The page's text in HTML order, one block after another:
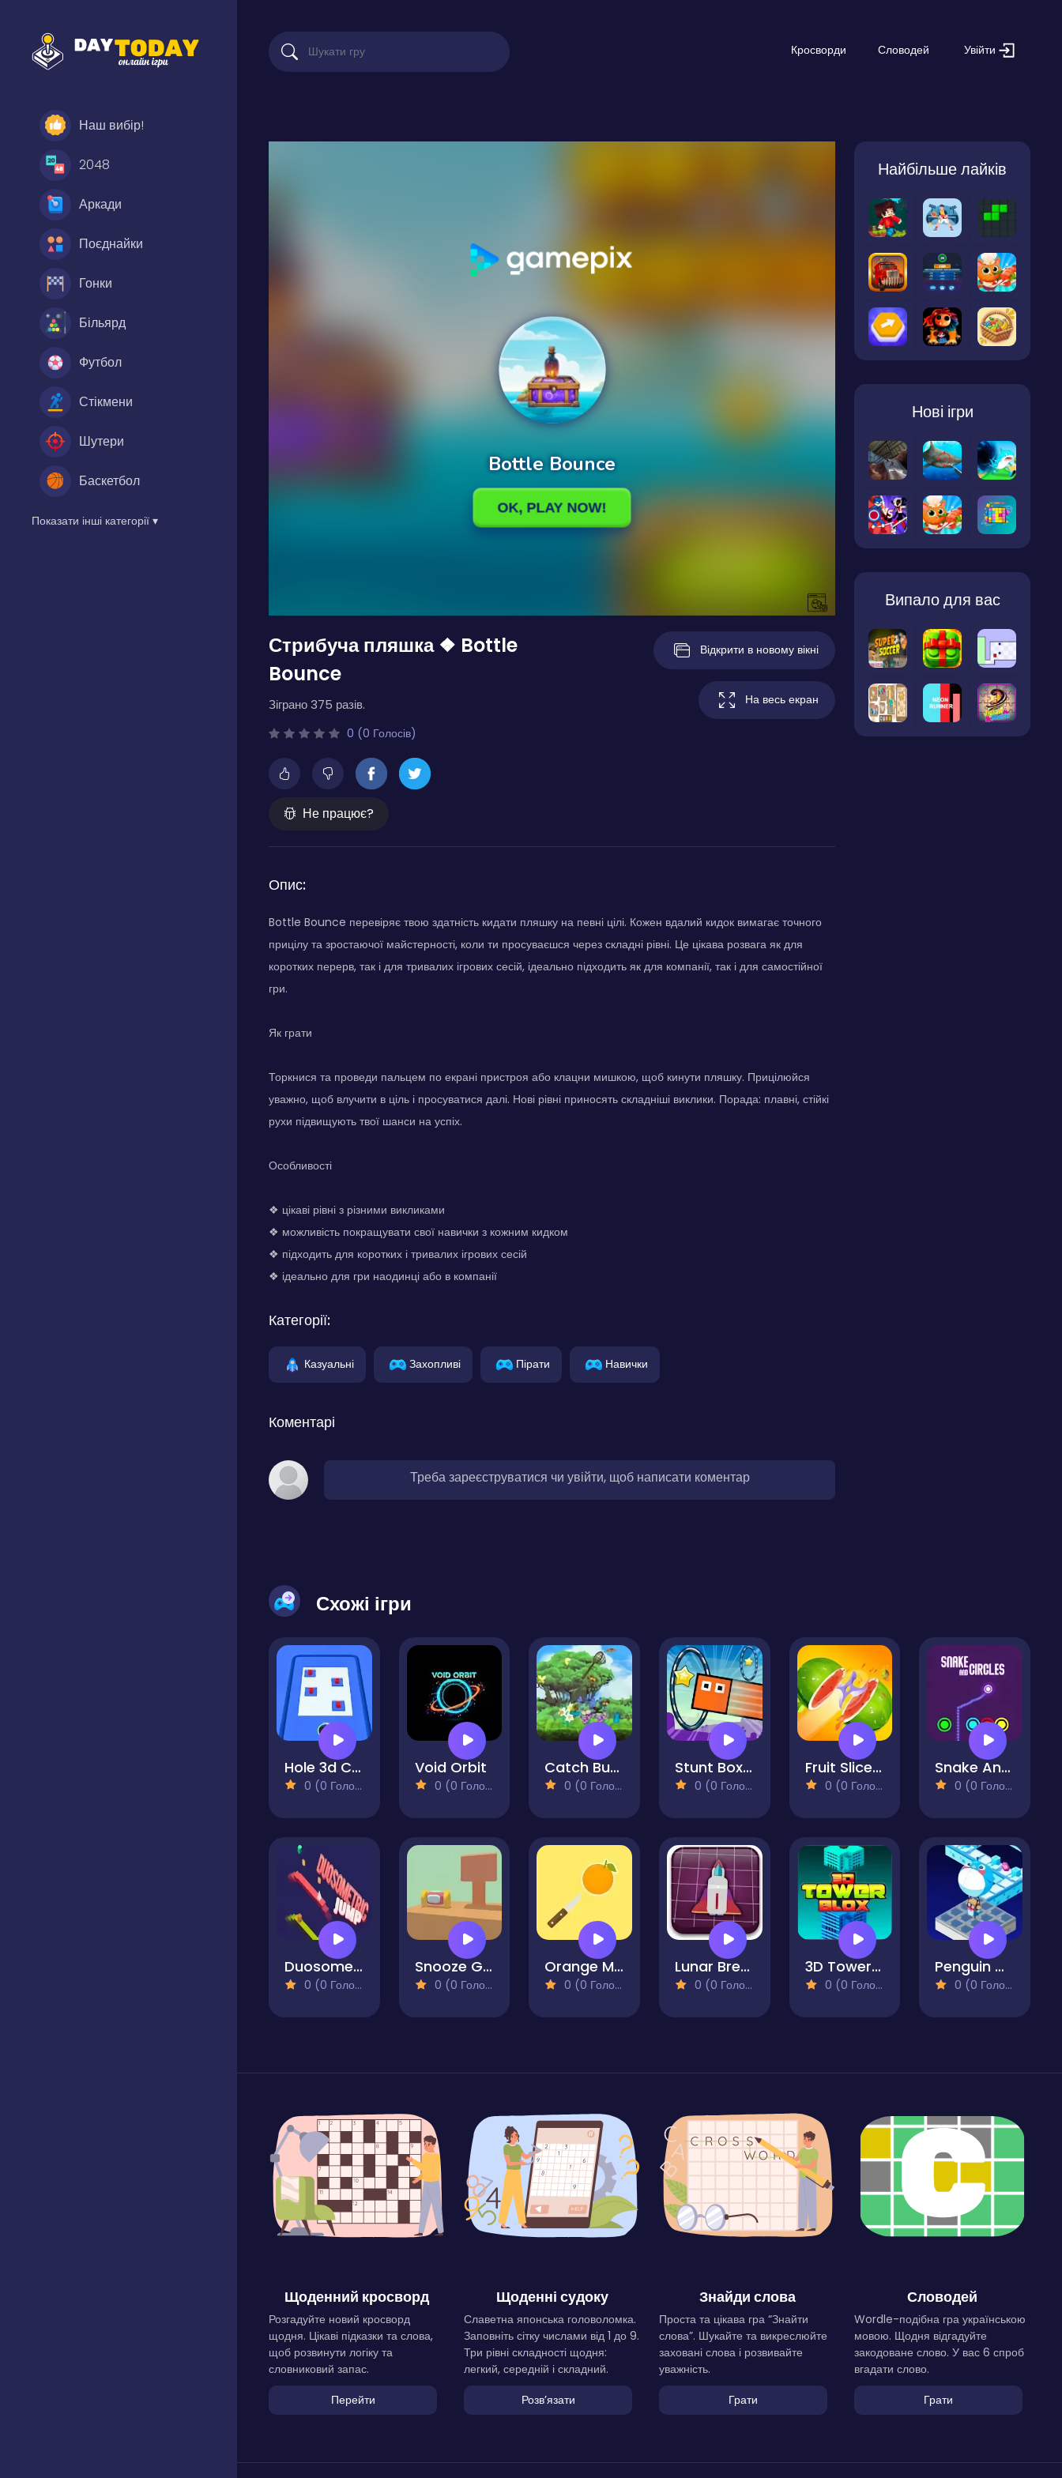
Наш вибір!
2048
Аркади
Поєднайки
Гонки
Більярд
Футбол
Стікмени
Шутери
Баскетбол
Показати інші категорії ▾
Кросворди Словодей Увійти
Стрибуча пляшка ❖ Bottle
Bounce
Зіграно 375 разів.
0 (0 Голосів)
Не працює?
Відкрити в новому вікні
На весь екран
Опис:
Bottle Bounce перевіряє твою здатність кидати пляшку на певні цілі. Кожен вдалий кидок вимагає точного
прицілу та зростаючої майстерності, коли ти просуваєшся через складні рівні. Це цікава розвага як для
коротких перерв, так і для тривалих ігрових сесій, ідеально підходить як для компанії, так і для самостійної
гри.
Як грати
Торкнися та проведи пальцем по екрані пристроя або клацни мишкою, щоб кинути пляшку. Прицілюйся
уважно, щоб влучити в ціль і просуватися далі. Нові рівні приносять складніші виклики. Порада: плавні, стійкі
рухи підвищують твої шанси на успіх.
Особливості
❖ цікаві рівні з різними викликами
❖ можливість покращувати свої навички з кожним кидком
❖ підходить для коротких і тривалих ігрових сесій
❖ ідеально для гри наодинці або в компанії
Категорії:
Казуальні Захопливі Пірати Навички
Коментарі
Треба зареєструватися чи увійти, щоб написати коментар
Найбільше лайків
Нові ігри
Випало для вас
Схожі ігри
Hole 3d Color Block
0 (0 Голосів)
Void Orbit
0 (0 Голосів)
Catch Butterflies
0 (0 Голосів)
Stunt Boxes
0 (0 Голосів)
Fruit Slicer Classic
0 (0 Голосів)
Snake And Circles
0 (0 Голосів)
Duosometric Jump
0 (0 Голосів)
Snooze Game
0 (0 Голосів)
Orange Master
0 (0 Голосів)
Lunar Breakout
0 (0 Голосів)
3D Tower Blox
0 (0 Голосів)
Penguin Dash
0 (0 Голосів)
Щоденний кросворд
Розгадуйте новий кросворд
щодня. Цікаві підказки та слова,
щоб розвинути логіку та
словниковий запас.
Перейти
Щоденні судоку
Славетна японська головоломка.
Заповніть сітку числами від 1 до 9.
Три рівні складності щодня:
легкий, середній і складний.
Розвʼязати
Знайди слова
Проста та цікава гра “Знайти
слова”. Шукайте та викреслюйте
заховані слова і розвивайте
уважність.
Грати
Словодей
Wordle-подібна гра українською
мовою. Щодня відгадуйте
закодоване слово. У вас 6 спроб
вгадати слово.
Грати